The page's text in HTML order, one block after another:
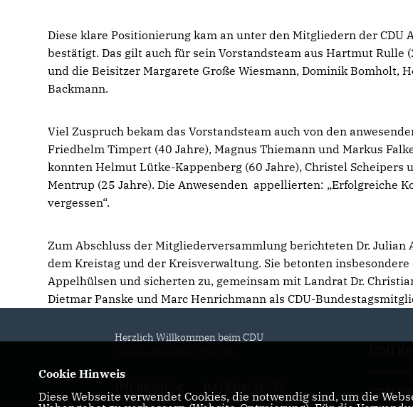
Diese klare Positionierung kam an unter den Mitgliedern der
bestätigt. Das gilt auch für sein Vorstandsteam aus Hartmut Rulle
und die Beisitzer Margarete Große Wiesmann, Dominik Bomholt,
Backmann.
Viel Zuspruch bekam das Vorstandsteam auch von den
Friedhelm Timpert (40 Jahre), Magnus Thiemann und Markus
konnten Helmut Lütke-Kappenberg (60 Jahre), Christel Scheipers
Mentrup (25 Jahre). Die Anwesenden appellierten: „Erfolgreiche
vergessen“.
Zum Abschluss der Mitgliederversammlung berichteten Dr. Julian
dem Kreistag und der Kreisverwaltung. Sie betonten
Appelhülsen und sicherten zu, gemeinsam mit Landrat Dr.
Dietmar Panske und Marc Henrichmann als CDU-
Herzlich Willkommen beim CDU
KONTAKT
CDU
Cookie Hinweis
Diese Webseite verwendet Cookies, die notwendig sind, um die